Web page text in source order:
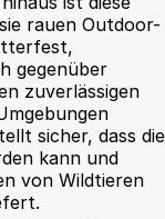
rauen Outdoor-
gegenüber
zuverlässigen
sicher, dass die
kann und
von Wildtieren